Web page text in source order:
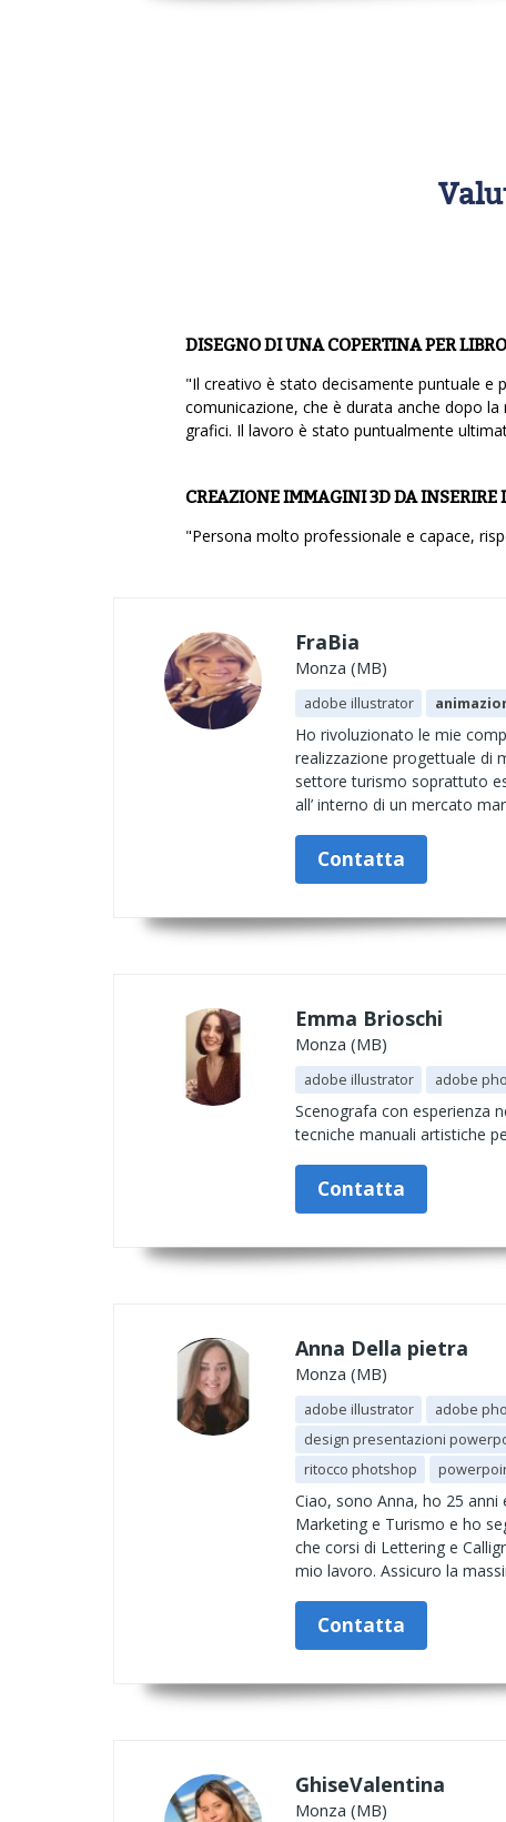
DISEGNO DI UNA COPERTINA PER
"Il creativo è stato decisamente puntuale e
comunicazione, che è durata anche dopo
grafici. Il lavoro è stato puntualmente
CREAZIONE IMMAGINI 3D DA INSERIRE
"Persona molto professionale e capace,
FraBia
Monza (MB)
adobe illustrator
Ho rivoluzionato le mie
realizzazione progettuale di
settore turismo soprattuto
all’ interno di un mercato
Contatta
Emma Brioschi
Monza (MB)
adobe illustrator adobe
Scenografa con esperienza
tecniche manuali artistiche
Contatta
Anna Della pietra
Monza (MB)
adobe illustrator adobe
design presentazioni
ritocco photshop
Ciao, sono Anna, ho 25
Marketing e Turismo e ho
che corsi di Lettering e
mio lavoro. Assicuro la
Contatta
GhiseValentina
Monza (MB)